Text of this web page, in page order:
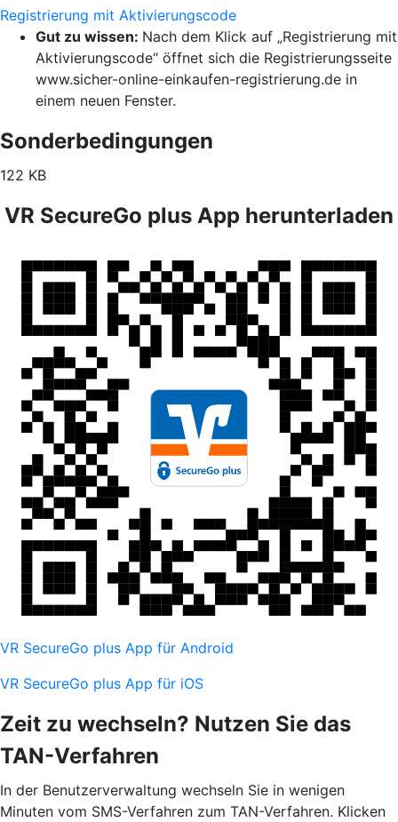
Registrierung mit Aktivierungscode
Gut zu wissen: Nach dem Klick auf „Registrierung mit
Aktivierungscode“ öffnet sich die Registrierungsseite
www.sicher-online-einkaufen-registrierung.de in
einem neuen Fenster.
Sonderbedingungen
122 KB
VR SecureGo plus App herunterladen
VR SecureGo plus App für Android
VR SecureGo plus App für iOS
Zeit zu wechseln? Nutzen Sie das
TAN-Verfahren
In der Benutzerverwaltung wechseln Sie in wenigen
Minuten vom SMS-Verfahren zum TAN-Verfahren. Klicken